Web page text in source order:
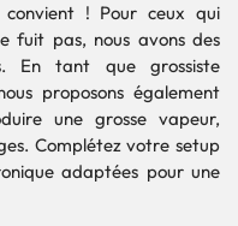
! Pour ceux qui
fuit pas, nous avons des
En tant que grossiste
proposons également
une grosse vapeur,
Complétez votre setup
adaptées pour une